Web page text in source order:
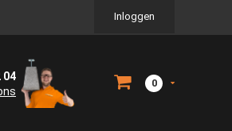
Inloggen
04
0